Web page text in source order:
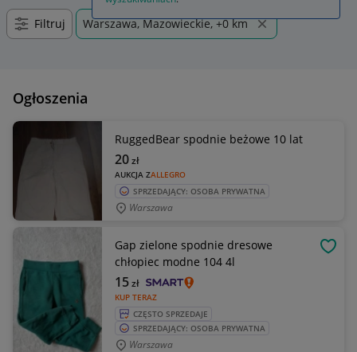
Filtruj Warszawa, Mazowieckie, +0 km
Ogłoszenia
RuggedBear spodnie beżowe 10 lat
AUKCJA ZALLEGRO
20zł
SPRZEDAJĄCY: OSOBA PRYWATNA
Warszawa
Gap zielone spodnie dresowe
chłopiec modne 104 4l
KUP TERAZ
15zł
CZĘSTO SPRZEDAJE
SPRZEDAJĄCY: OSOBA PRYWATNA
Warszawa